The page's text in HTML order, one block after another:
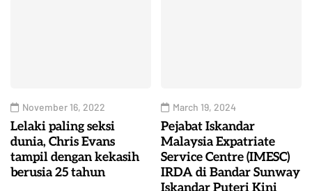
November 16, 2022
Lelaki paling seksi
dunia, Chris Evans
tampil dengan kekasih
berusia 25 tahun
March 19, 2024
Pejabat Iskandar
Malaysia Expatriate
Service Centre (IMESC)
IRDA di Bandar Sunway
Iskandar Puteri Kini